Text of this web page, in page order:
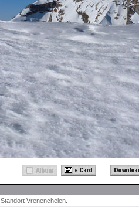
Standort Vrenenchelen.